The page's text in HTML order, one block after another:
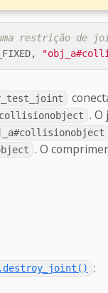
restrição de
,
. O
. O
: